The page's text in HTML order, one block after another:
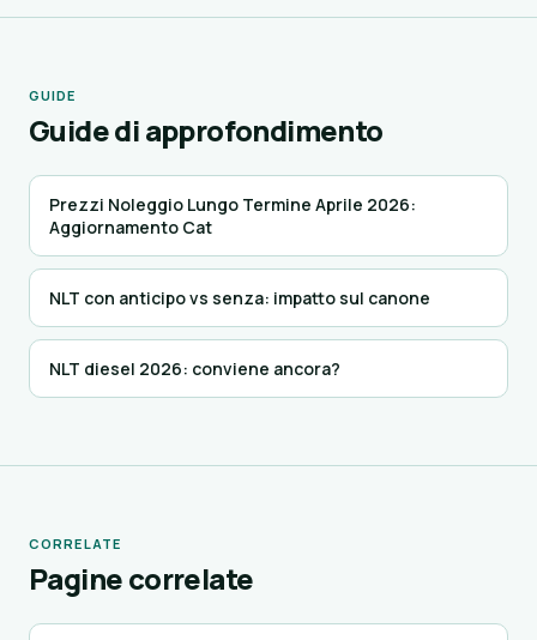
GUIDE
Guide di approfondimento
Prezzi Noleggio Lungo Termine Aprile 2026:
Aggiornamento Cat
NLT con anticipo vs senza: impatto sul canone
NLT diesel 2026: conviene ancora?
CORRELATE
Pagine correlate